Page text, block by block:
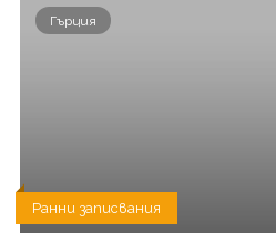
Гърция
Ранни записвания